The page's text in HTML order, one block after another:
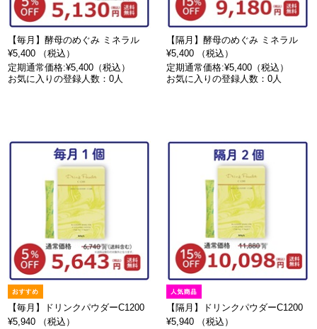
【毎月】酵母のめぐみ ミネラル
¥5,400 （税込）
定期通常価格:¥5,400（税込）
お気に入りの登録人数：0人
【隔月】酵母のめぐみ ミネラル
¥5,400 （税込）
定期通常価格:¥5,400（税込）
お気に入りの登録人数：0人
【毎月】ドリンクパウダーC1200
¥5,940 （税込）
【隔月】ドリンクパウダーC1200
¥5,940 （税込）